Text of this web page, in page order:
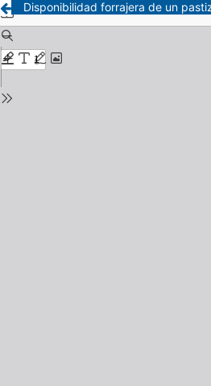
Disponibilidad forrajera de un